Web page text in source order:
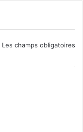
Les champs obligatoires